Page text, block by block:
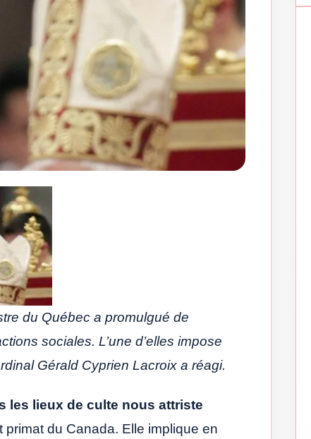
du Québec a promulgué de
sociales. L’une d’elles impose
Gérald Cyprien Lacroix a réagi.
les lieux de culte nous attriste
primat du Canada. Elle implique en